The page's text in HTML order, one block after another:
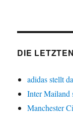
DIE
adidas stellt
Inter Mailand
Manchester